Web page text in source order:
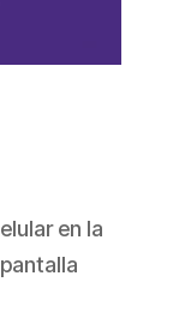
en la